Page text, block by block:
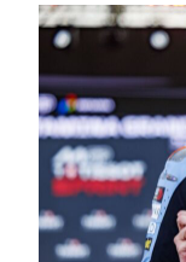
Aldeguer
vince
in
Indonesia,
infortunio
alla
clavicola
per
Marc